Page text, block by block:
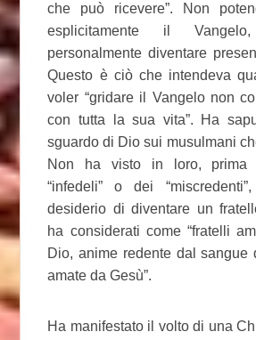
che può ricevere”. Non
esplicitamente il
personalmente diventare
Questo è ciò che intendeva
voler “gridare il Vangelo non
con tutta la sua vita”. Ha
sguardo di Dio sui musulmani
Non ha visto in loro, prima
“infedeli” o dei
desiderio di diventare un
ha considerati come “fratelli
Dio, anime redente dal sangue
amate da Gesù”.
Ha manifestato il volto di una